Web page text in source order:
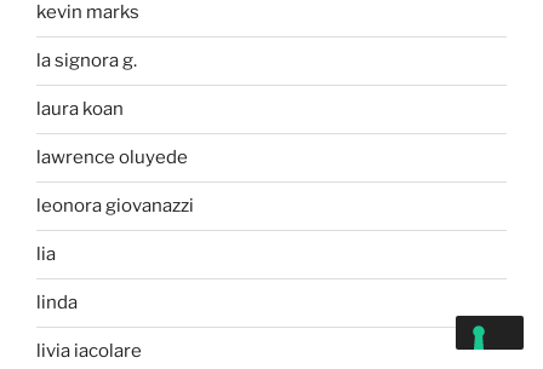
kevin marks
la signora g.
laura koan
lawrence oluyede
leonora giovanazzi
lia
linda
livia iacolare